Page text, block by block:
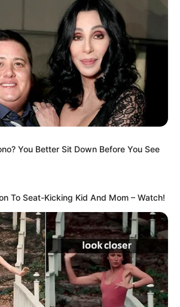
You Better Sit Down Before You See
To Seat-Kicking Kid And Mom – Watch!